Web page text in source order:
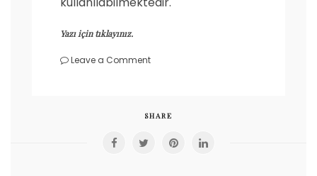
Yazı için tıklayınız.
Leave a Commenton
SHARE